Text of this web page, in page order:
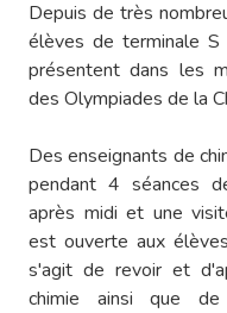
Depuis de très
élèves de terminale
présentent dans les
des Olympiades de la
Des enseignants de
pendant 4 séances
après midi et une
est ouverte aux
s'agit de revoir et
chimie ainsi que